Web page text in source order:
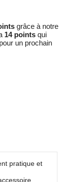
grâce à notre
14 points qui
un prochain
pratique et